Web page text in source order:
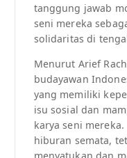
tanggung jawab
seni mereka
solidaritas di
Menurut Arief
budayawan
yang memiliki
isu sosial dan
karya seni
hiburan semata,